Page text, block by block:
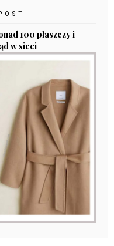
100 płaszczy i
w sieci